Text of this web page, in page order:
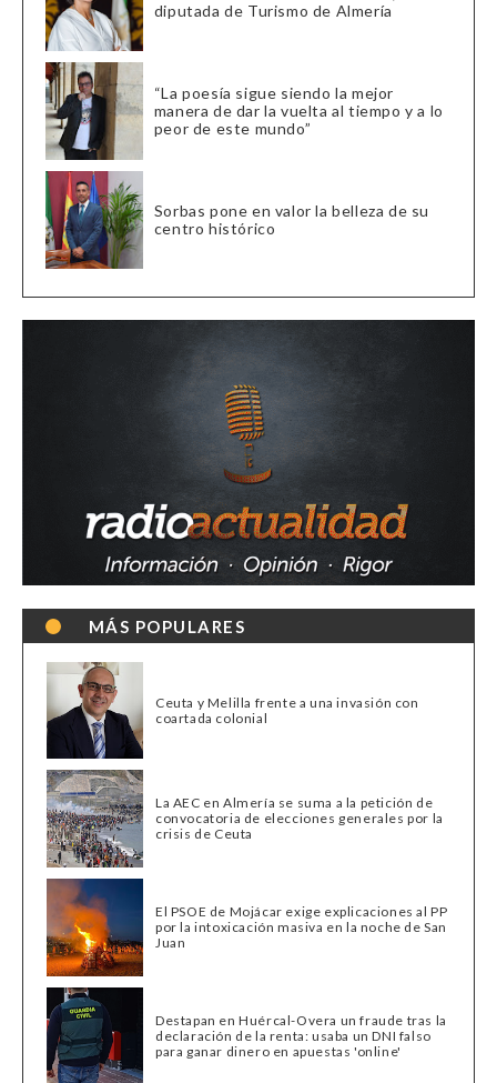
diputada de Turismo de Almería
“La poesía sigue siendo la mejor
manera de dar la vuelta al tiempo y a lo
peor de este mundo”
Sorbas pone en valor la belleza de su
centro histórico
MÁS POPULARES
Ceuta y Melilla frente a una invasión con
coartada colonial
La AEC en Almería se suma a la petición de
convocatoria de elecciones generales por la
crisis de Ceuta
El PSOE de Mojácar exige explicaciones al PP
por la intoxicación masiva en la noche de San
Juan
Destapan en Huércal-Overa un fraude tras la
declaración de la renta: usaba un DNI falso
para ganar dinero en apuestas 'online'